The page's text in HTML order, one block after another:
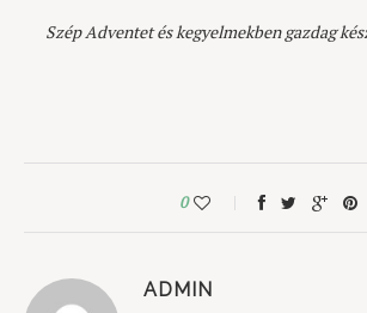
Szép Adventet és kegyelmekben gazdag
0
ADMIN